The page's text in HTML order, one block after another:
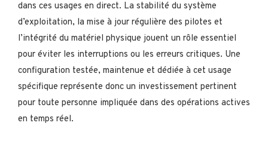
dans ces usages en direct. La stabilité du système
d’exploitation, la mise à jour régulière des pilotes et
l’intégrité du matériel physique jouent un rôle essentiel
pour éviter les interruptions ou les erreurs critiques. Une
configuration testée, maintenue et dédiée à cet usage
spécifique représente donc un investissement pertinent
pour toute personne impliquée dans des opérations actives
en temps réel.